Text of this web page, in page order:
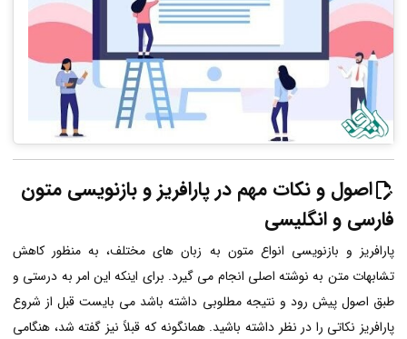
اصول و نکات مهم در پارافریز و بازنویسی متون
فارسی و انگلیسی
پارافریز و بازنویسی انواع متون به زبان های مختلف، به منظور کاهش
تشابهات متن به نوشته اصلی انجام می گیرد. برای اینکه این امر به درستی و
طبق اصول پیش رود و نتیجه مطلوبی داشته باشد می بایست قبل از شروع
پارافریز نکاتی را در نظر داشته باشید. همانگونه که قبلاً نیز گفته شد، هنگامی